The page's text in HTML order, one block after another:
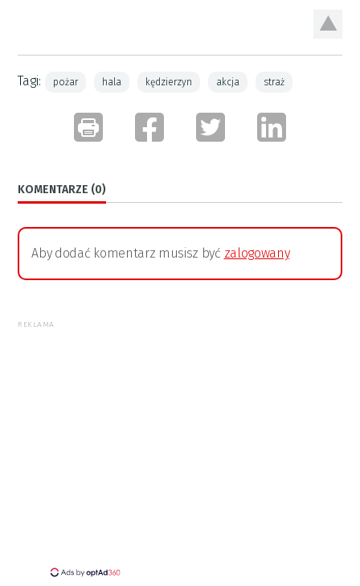
Tagi: pożar hala kędzierzyn akcja straż
KOMENTARZE (0)
Aby dodać komentarz musisz być zalogowany
REKLAMA